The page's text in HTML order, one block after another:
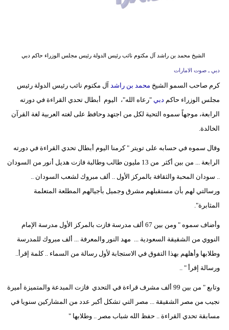
علوم
وتكنولوجيا
مدوَّنات
سيارات
الشيخ محمد بن راشد آل مكتوم نائب رئيس الدولة رئيس مجلس الوزراء حاكم دبي
دبي ـ صوت الامارات
كرم صاحب السمو الشيخ محمد بن راشد آل مكتوم نائب رئيس الدولة رئيس
مجلس الوزراء حاكم دبي"رعاه الله"، اليوم أبطال تحدي القراءة في دورته
الرابعة، موجهاً سموه التحية لكل من اجتهد وحافظ على لغته العربية لغة القرآن
الخالدة.
وقال سموه في حسابه على تويتر " كرمنا اليوم أبطال تحدي القراءة في دورته
الرابعة ... من بين أكثر من 13 مليون طالب وطالبة فازت هديل أنور من السودان
.. سودان المحبة والثقافة بالمركز الأول .. ألف مبروك لشعب السودان ..
ورسالتي لهم بأن مستقبلهم مشرق وجميل بأجيالهم المطلعة المتعلمة
المثابرة".
وأضاف سموه " ومن بين 67 ألف مدرسة فازت بالمركز الأول مدرسة الإمام
النووي من الشقيقة السعودية ... مهد النور والمعرفة ... ألف مبروك للمدرسة
وطلابها وأهلهم بهذا التفوق في الاستجابة لأول رسالة من السماء .. كلمة إقرأ..
ورسالة إقرأ " ..
وتابع " من بين 99 ألف مشرف قراءة في التحدي فازت المبدعة والمتميزة أميرة
نجيب من مصر الشقيقة ... مصر التي تشكل أكبر عدد من المشاركين سنويا في
مسابقة تحدي القراءة .. حفظ الله شباب مصر .. وطلابها "